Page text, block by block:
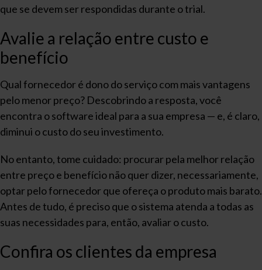
que se devem ser respondidas durante o trial.
Avalie a relação entre custo e
benefício
Qual fornecedor é dono do serviço com mais vantagens
pelo menor preço? Descobrindo a resposta, você
encontra o software ideal para a sua empresa — e, é claro,
diminui o custo do seu investimento.
No entanto, tome cuidado: procurar pela melhor relação
entre preço e benefício não quer dizer, necessariamente,
optar pelo fornecedor que ofereça o produto mais barato.
Antes de tudo, é preciso que o sistema atenda a todas as
suas necessidades para, então, avaliar o custo.
Confira os clientes da empresa